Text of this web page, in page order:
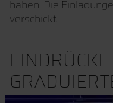
haben. Die
verschickt.